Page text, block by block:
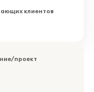
клиентов
проект